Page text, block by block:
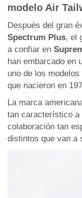
modelo Air
Después del gran
Spectrum Plus, el
a confiar en
han embarcado en
uno de los
que nacieron en
La marca
tan característico a
colaboración tan
distintos que van a